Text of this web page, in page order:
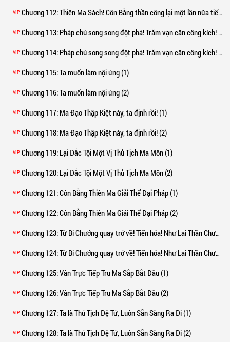
VIP Chương 112: Thiên Ma Sách! Côn Bằng thần công lại một lần nữa tiến hóa! (2)
VIP Chương 113: Pháp chú song song đột phá! Trăm vạn cân công kích! (1)
VIP Chương 114: Pháp chú song song đột phá! Trăm vạn cân công kích! (2)
VIP Chương 115: Ta muốn làm nội ứng (1)
VIP Chương 116: Ta muốn làm nội ứng (2)
VIP Chương 117: Ma Đạo Thập Kiệt này, ta định rồi! (1)
VIP Chương 118: Ma Đạo Thập Kiệt này, ta định rồi! (2)
VIP Chương 119: Lại Đắc Tội Một Vị Thủ Tịch Ma Môn (1)
VIP Chương 120: Lại Đắc Tội Một Vị Thủ Tịch Ma Môn (2)
VIP Chương 121: Côn Bằng Thiên Ma Giải Thể Đại Pháp (1)
VIP Chương 122: Côn Bằng Thiên Ma Giải Thể Đại Pháp (2)
VIP Chương 123: Từ Bi Chưởng quay trở về! Tiến hóa! Như Lai Thần Chưởng! (1)
VIP Chương 124: Từ Bi Chưởng quay trở về! Tiến hóa! Như Lai Thần Chưởng! (2)
VIP Chương 125: Vân Trực Tiếp Tru Ma Sắp Bắt Đầu (1)
VIP Chương 126: Vân Trực Tiếp Tru Ma Sắp Bắt Đầu (2)
VIP Chương 127: Ta là Thủ Tịch Đệ Tử, Luôn Sẵn Sàng Ra Đi (1)
VIP Chương 128: Ta là Thủ Tịch Đệ Tử, Luôn Sẵn Sàng Ra Đi (2)